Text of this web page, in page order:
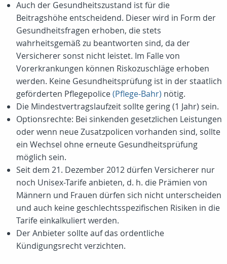
Auch der Gesundheitszustand ist für die
Beitragshöhe entscheidend. Dieser wird in Form der
Gesundheitsfragen erhoben, die stets
wahrheitsgemäß zu beantworten sind, da der
Versicherer sonst nicht leistet. Im Falle von
Vorerkrankungen können Riskozuschläge erhoben
werden. Keine Gesundheitsprüfung ist in der staatlich
geförderten Pflegepolice(Pflege-Bahr) nötig.
Die Mindestvertragslaufzeit sollte gering (1 Jahr) sein.
Optionsrechte: Bei sinkenden gesetzlichen Leistungen
oder wenn neue Zusatzpolicen vorhanden sind, sollte
ein Wechsel ohne erneute Gesundheitsprüfung
möglich sein.
Seit dem 21. Dezember 2012 dürfen Versicherer nur
noch Unisex-Tarife anbieten, d. h. die Prämien von
Männern und Frauen dürfen sich nicht unterscheiden
und auch keine geschlechtsspezifischen Risiken in die
Tarife einkalkuliert werden.
Der Anbieter sollte auf das ordentliche
Kündigungsrecht verzichten.